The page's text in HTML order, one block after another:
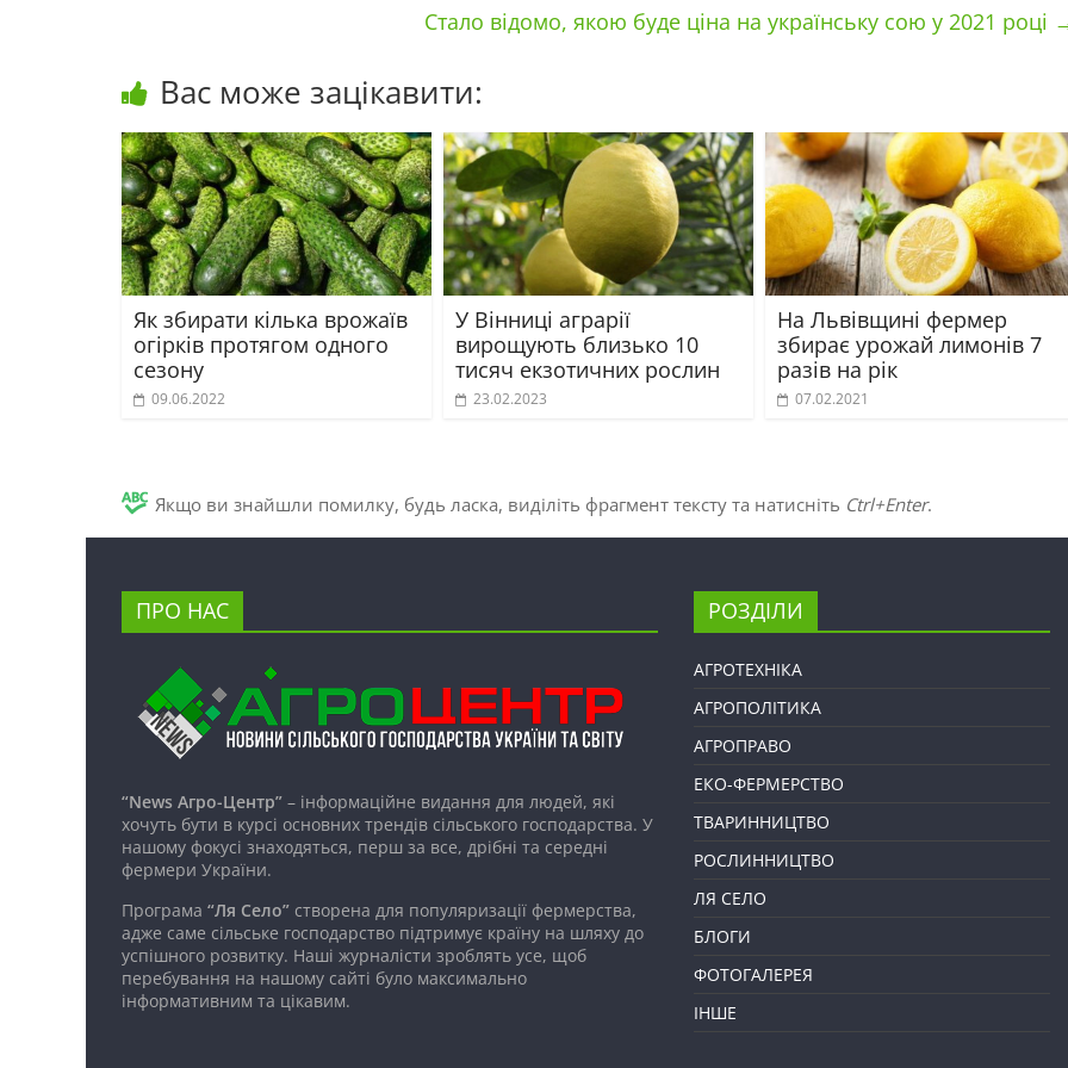
Стало відомо, якою буде ціна на українську сою у 2021 році
Вас може зацікавити:
Як збирати кілька врожаїв
огірків протягом одного
сезону
09.06.2022
У Вінниці аграрії
вирощують близько 10
тисяч екзотичних рослин
23.02.2023
На Львівщині фермер
збирає урожай лимонів 7
разів на рік
07.02.2021
Якщо ви знайшли помилку, будь ласка, виділіть фрагмент тексту та натисніть Ctrl+Enter.
ПРО НАС
“News Агро-Центр” – інформаційне видання для людей, які
хочуть бути в курсі основних трендів сільського господарства. У
нашому фокусі знаходяться, перш за все, дрібні та середні
фермери України.
Програма “Ля Село” створена для популяризації фермерства,
адже саме сільське господарство підтримує країну на шляху до
успішного розвитку. Наші журналісти зроблять усе, щоб
перебування на нашому сайті було максимально
інформативним та цікавим.
РОЗДІЛИ
АГРОТЕХНІКА
АГРОПОЛІТИКА
АГРОПРАВО
ЕКО-ФЕРМЕРСТВО
ТВАРИННИЦТВО
РОСЛИННИЦТВО
ЛЯ СЕЛО
БЛОГИ
ФОТОГАЛЕРЕЯ
ІНШЕ